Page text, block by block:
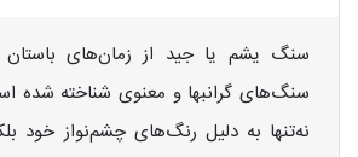
سنگ یشم یا جید از زمان‌های باستان
سنگ‌های گرانبها و معنوی شناخته شده
نه‌تنها به دلیل رنگ‌های چشم‌نواز خود